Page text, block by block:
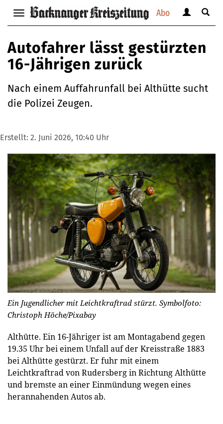
Abo
Navigation
anzeigen
verbergen
anzeigen
verbergen
Suche
Autofahrer lässt gestürzten
16-Jährigen zurück
Nach einem Auffahrunfall bei Althütte sucht
die Polizei Zeugen.
Erstellt: 2. Juni 2026, 10:40 Uhr
Ein Jugendlicher mit Leichtkraftrad stürzt. Symbolfoto:
Christoph Höche/Pixabay
Althütte. Ein 16-Jähriger ist am Montagabend gegen
19.35 Uhr bei einem Unfall auf der Kreisstraße 1883
bei Althütte gestürzt. Er fuhr mit einem
Leichtkraftrad von Rudersberg in Richtung Althütte
und bremste an einer Einmündung wegen eines
herannahenden Autos ab.